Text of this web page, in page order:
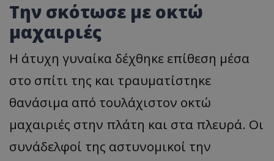
Την σκότωσε με οκτώ
μαχαιριές
Η άτυχη γυναίκα δέχθηκε επίθεση μέσα
στο σπίτι της και τραυματίστηκε
θανάσιμα από τουλάχιστον οκτώ
μαχαιριές στην πλάτη και στα πλευρά. Οι
συνάδελφοί της αστυνομικοί την